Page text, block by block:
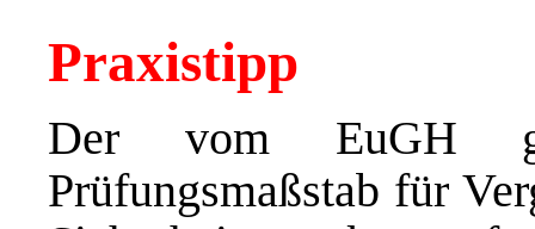
Praxistipp
Der vom EuGH
Prüfungsmaßstab für